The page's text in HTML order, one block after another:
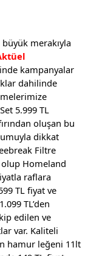
merakıyla
kampanyalar
dahilinde
5.999 TL
oluşan bu
dikkat
Filtre
olup Homeland
raflara
TL fiyat ve
TL’den
edilen ve
var. Kaliteli
hamur leğeni 11lt